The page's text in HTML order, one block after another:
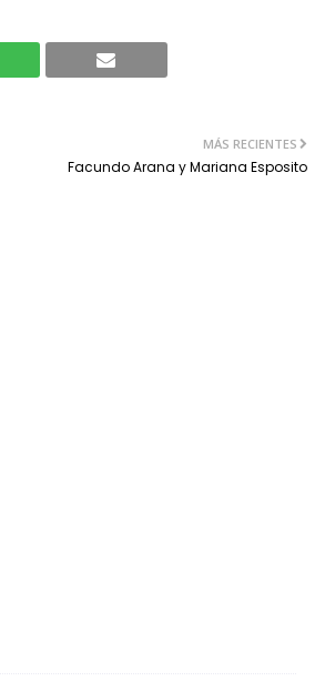
MÁS RECIENTES
Facundo Arana y Mariana Esposito